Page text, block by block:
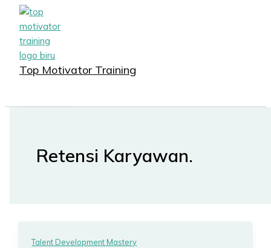
Lewati
konten
Top Motivator Training
MENU
Retensi Karyawan.
Talent Development Mastery